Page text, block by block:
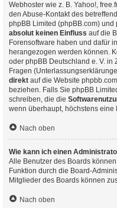
Webhoster wie z. B. Yahoo!,
den Abuse-Kontakt des
phpBB Limited (phpBB.com)
absolut keinen Einfluss auf die
Forensoftware haben und dafür
herangezogen werden können.
oder phpBB Deutschland e. V.
Fragen
direkt auf die Website
beziehen. Falls Sie phpBB
schreiben, die die
wenn überhaupt, höchstens eine
Nach oben
Wie kann ich einen
Alle Benutzer des Boards
Funktion durch die Board-
Mitglieder des Boards können
Nach oben